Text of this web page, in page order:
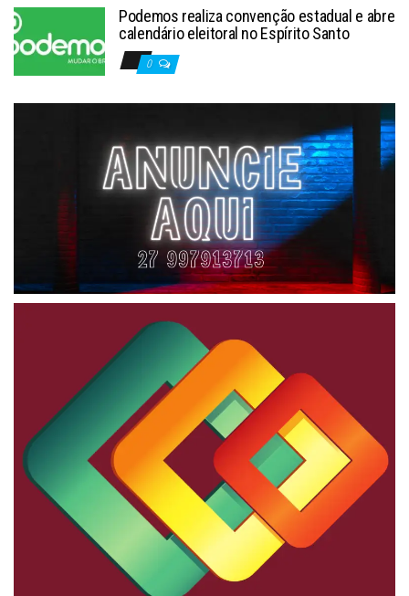
Podemos realiza convenção estadual e abre
calendário eleitoral no Espírito Santo
0